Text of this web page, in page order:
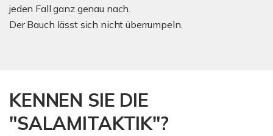
jeden Fall ganz genau nach.
Der Bauch lässt sich nicht überrumpeln.
KENNEN SIE DIE
"SALAMITAKTIK"?